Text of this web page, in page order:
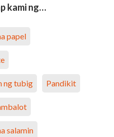
kami ng…
papel
ng tubig Pandikit
salamin